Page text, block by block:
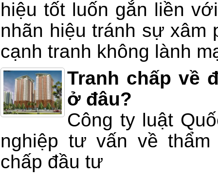
hiệu tốt luốn gắn liền
nhãn hiệu tránh sự xâm
cạnh tranh không lành
Tranh chấp về
ở đâu?
Công ty luật
nghiệp tư vấn về
chấp đầu tư